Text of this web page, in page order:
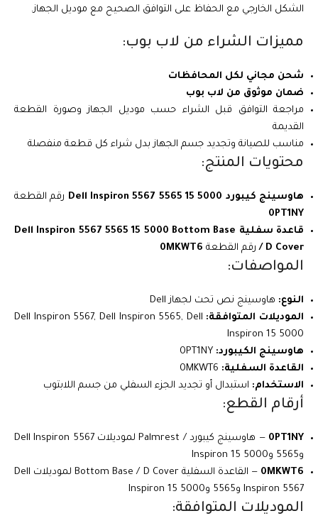
الشكل الخارجي مع الحفاظ على التوافق الصحيح مع موديل الجهاز.
مميزات الشراء من لاب بوب:
شحن مجاني لكل المحافظات
ضمان موثوق من لاب بوب
مراجعة التوافق قبل الشراء حسب موديل الجهاز وصورة القطعة
القديمة
مناسب للصيانة وتجديد جسم الجهاز بدل شراء كل قطعة منفصلة
محتويات المنتج:
هاوسينج كيبورد Dell Inspiron 5567 5565 15 5000
رقم القطعة
0PT1NY
قاعدة سفلية Dell Inspiron 5567 5565 15 5000 Bottom Base
/ D Coverرقم القطعة 0MKWT6
المواصفات:
النوع: هاوسينج نص تحت لجهاز Dell
الموديلات المتوافقة: Dell Inspiron 5567, Dell Inspiron 5565, Dell
Inspiron 15 5000
هاوسينج الكيبورد:
القاعدة السفلية:
الاستخدام: استبدال أو تجديد الجزء السفلي من جسم اللابتوب
أرقام القطع:
0PT1NY
— هاوسينج كيبورد / Palmrest لموديلات Dell Inspiron 5567
و5565 وInspiron 15 5000
0MKWT6
— القاعدة السفلية Bottom Base / D Cover لموديلات Dell
Inspiron 5567 و5565 وInspiron 15 5000
الموديلات المتوافقة: